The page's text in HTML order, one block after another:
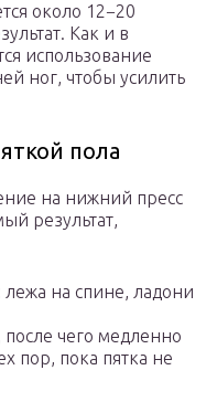
около 12−20
Как и в
использование
ног, чтобы усилить
пола
на нижний пресс
результат,
лежа на спине, ладони
чего медленно
пор, пока пятка не